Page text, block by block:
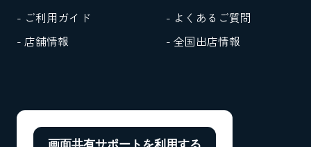
- ご利用ガイド
- よくあるご質問
- 店舗情報
- 全国出店情報
画面共有サポートを利用する